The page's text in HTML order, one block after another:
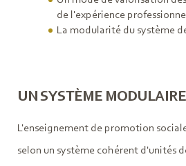
de l'expérience
La modularité du système
UN SYSTÈME MODULAIRE
L'enseignement de promotion
selon un système cohérent d'unités